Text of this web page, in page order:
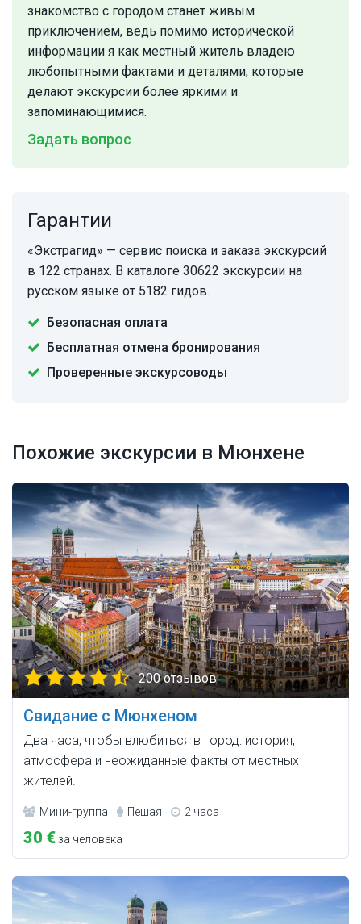
знакомство с городом станет живым
приключением, ведь помимо исторической
информации я как местный житель владею
любопытными фактами и деталями, которые
делают экскурсии более яркими и
запоминающимися.
Задать вопрос
Гарантии
«Экстрагид» — сервис поиска и заказа экскурсий
в 122 странах. В каталоге 30622 экскурсии на
русском языке от 5182 гидов.
Безопасная оплата
Бесплатная отмена бронирования
Проверенные экскурсоводы
Похожие экскурсии в Мюнхене
200 отзывов
Свидание с Мюнхеном
Два часа, чтобы влюбиться в город: история,
атмосфера и неожиданные факты от местных
жителей.
Мини-группа Пешая 2 часа
30 €за человека